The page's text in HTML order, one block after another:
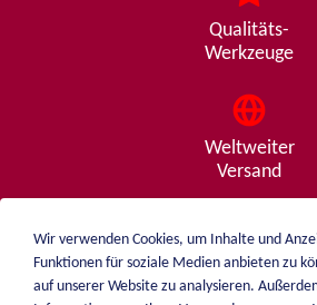
Qualitäts-
Werkzeuge
Weltweiter
Versand
Beratung
von A - Z
Wir verwenden Cookies, um Inhalte und
Funktionen für soziale Medien anbieten zu
auf unserer Website zu analysieren.